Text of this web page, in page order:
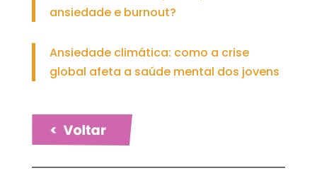
ansiedade e burnout?
Ansiedade climática: como a crise
global afeta a saúde mental dos jovens